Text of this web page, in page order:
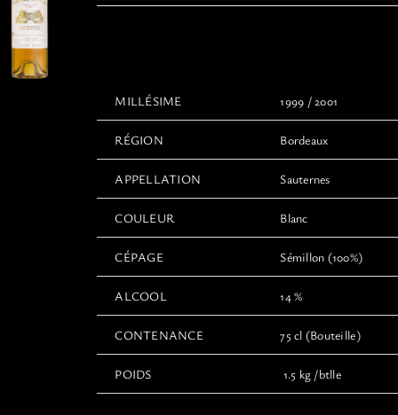
prix :
MILLÉSIME 1999 / 2001
RÉGION Bordeaux
APPELLATION Sauternes
COULEUR Blanc
CÉPAGE Sémillon (100%)
ALCOOL 14 %
CONTENANCE 75 cl (Bouteille)
POIDS 1.5 kg /btlle